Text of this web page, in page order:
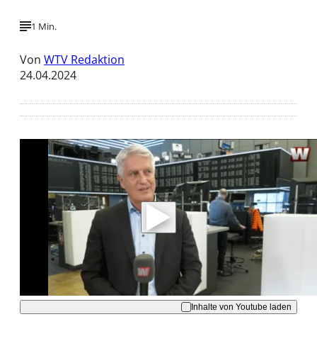
1 Min.
Von WTV Redaktion
24.04.2024
Mit der Wiedergabe dieses Videos werden
Daten an Youtube übertragen.
Hinweise dazu erhalten Sie in der Datenschutzerklärung
Akzeptieren
Inhalte von Youtube laden